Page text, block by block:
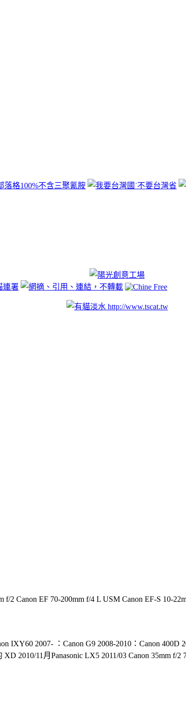
2 Canon EF 70-200mm f/4 L USM Canon EF-S 10-
IXY60 2007- ：Canon G9 2008-2010：Canon
2010/11月Panasonic LX5 2011/03 Canon 35mm f/2